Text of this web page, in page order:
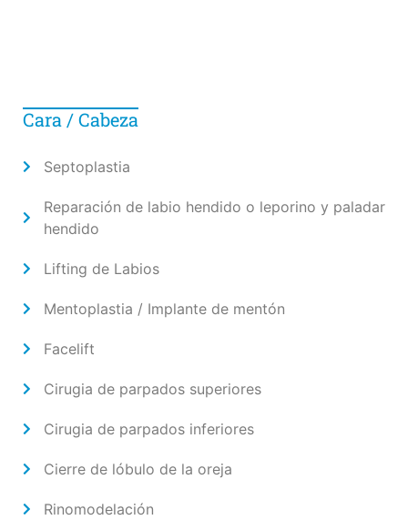
Cara / Cabeza
Septoplastia
Reparación de labio hendido o leporino y paladar
hendido
Lifting de Labios
Mentoplastia / Implante de mentón
Facelift
Cirugia de parpados superiores
Cirugia de parpados inferiores
Cierre de lóbulo de la oreja
Rinomodelación